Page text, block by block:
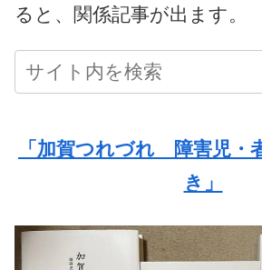
ると、関係記事が出ます。
「加賀つれづれ 障害児・
き」